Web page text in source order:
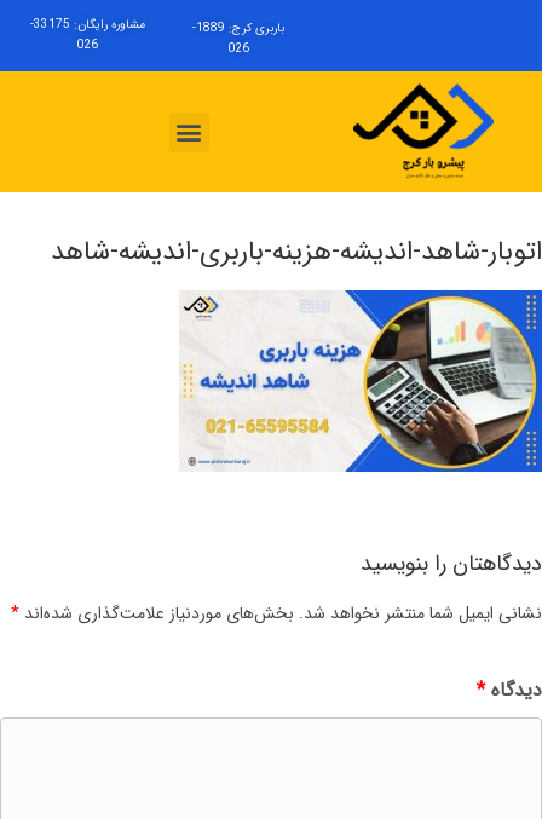
باربری کرج: 1889-
026
مشاوره رایگان: 33175-
026
اتوبار-شاهد-اندیشه-هزینه-باربری-اندیشه-شاهد
دیدگاهتان را بنویسید
نشانی ایمیل شما منتشر نخواهد شد. بخش‌های موردنیاز علامت‌گذاری شده‌اند *
دیدگاه*